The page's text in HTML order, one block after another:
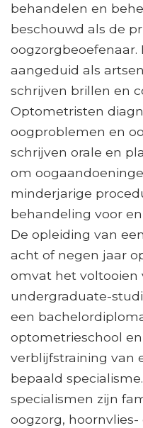
behandelen en
beschouwd als de
oogzorgbeoefenaar.
aangeduid als
schrijven brillen en
Optometristen
oogproblemen en
schrijven orale en
om
minderjarige
behandeling voor
De opleiding van
acht of negen jaar
omvat het voltooien
undergraduate-
een
optometrieschool
verblijfstraining van
bepaald
specialismen zijn
oogzorg,